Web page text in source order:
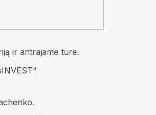
ir antrajame ture.